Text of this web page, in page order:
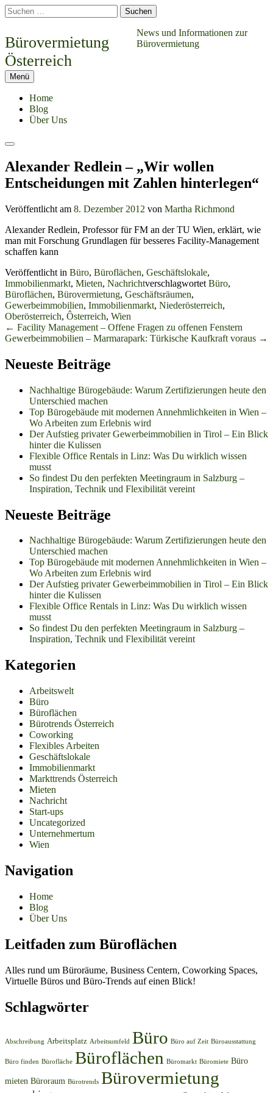
Springe
zum
Suchen
nach:
Bürovermietung
Österreich
News und Informationen zur
Bürovermietung
Menü
Home
Blog
Über Uns
Suchen
Alexander Redlein – „Wir wollen
Entscheidungen mit Zahlen hinterlegen“
Veröffentlicht am 8. Dezember 2012 von Martha Richmond
Alexander Redlein, Professor für FM an der TU Wien, erklärt, wie
man mit Forschung Grundlagen für besseres Facility-Management
schaffen kann
Veröffentlicht in Büro, Büroflächen, Geschäftslokale,
Immobilienmarkt, Mieten, Nachrichtverschlagwortet Büro,
Büroflächen, Bürovermietung, Geschäftsräumen,
Gewerbeimmobilien, Immobilienmarkt, Niederösterreich,
Oberösterreich, Ôsterreich, Wien
Beitrags-
Navigation
← Facility Management – Offene Fragen zu offenen Fenstern
Gewerbeimmobilien – Marmarapark: Türkische Kaufkraft voraus →
Neueste Beiträge
Nachhaltige Bürogebäude: Warum Zertifizierungen heute den
Unterschied machen
Top Bürogebäude mit modernen Annehmlichkeiten in Wien –
Wo Arbeiten zum Erlebnis wird
Der Aufstieg privater Gewerbeimmobilien in Tirol – Ein Blick
hinter die Kulissen
Flexible Office Rentals in Linz: Was Du wirklich wissen
musst
So findest Du den perfekten Meetingraum in Salzburg –
Inspiration, Technik und Flexibilität vereint
Neueste Beiträge
Nachhaltige Bürogebäude: Warum Zertifizierungen heute den
Unterschied machen
Top Bürogebäude mit modernen Annehmlichkeiten in Wien –
Wo Arbeiten zum Erlebnis wird
Der Aufstieg privater Gewerbeimmobilien in Tirol – Ein Blick
hinter die Kulissen
Flexible Office Rentals in Linz: Was Du wirklich wissen
musst
So findest Du den perfekten Meetingraum in Salzburg –
Inspiration, Technik und Flexibilität vereint
Kategorien
Arbeitswelt
Büro
Büroflächen
Bürotrends Österreich
Coworking
Flexibles Arbeiten
Geschäftslokale
Immobilienmarkt
Markttrends Österreich
Mieten
Nachricht
Start-ups
Uncategorized
Unternehmertum
Wien
Navigation
Home
Blog
Über Uns
Leitfaden zum Büroflächen
Alles rund um Büroräume, Business Centern, Coworking Spaces,
Virtuelle Büros und Büro-Trends auf einen Blick!
Schlagwörter
Abschreibung Arbeitsplatz Arbeitsumfeld Büro Büro auf Zeit Büroausstattung
Büro finden Bürofläche Büroflächen Büromarkt Büromiete Büro
mieten Büroraum Bürotrends Bürovermietung